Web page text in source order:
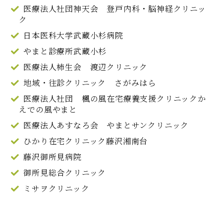
医療法人社団神天会 登戸内科・脳神経クリニッ
ク
日本医科大学武蔵小杉病院
やまと診療所武蔵小杉
医療法人柿生会 渡辺クリニック
地域・往診クリニック さがみはら
医療法人社団 楓の風在宅療養支援クリニックか
えでの風やまと
医療法人あすなろ会 やまとサンクリニック
ひかり在宅クリニック藤沢湘南台
藤沢御所見病院
御所見総合クリニック
ミサヲクリニック